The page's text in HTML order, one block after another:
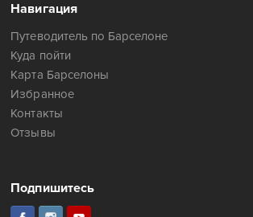
Навигация
Путеводитель по Барселоне
Куда пойти
Карта Барселоны
Избранное
Контакты
Отзывы
Подпишитесь